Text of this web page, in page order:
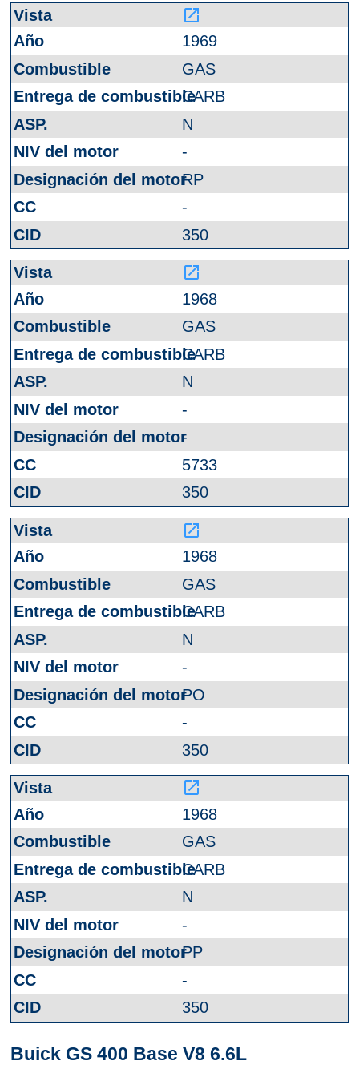
launch
1969
GAS
CARB
N
-
RP
-
350
launch
1968
GAS
CARB
N
-
-
5733
350
launch
1968
GAS
CARB
N
-
PO
-
350
launch
1968
GAS
CARB
N
-
PP
-
350
Buick GS 400 Base V8 6.6L